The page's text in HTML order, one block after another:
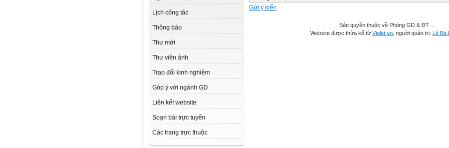
Lịch công tác
Thông báo
Thư mời
Thư viện ảnh
Trao đổi kinh nghiệm
Góp ý với ngành GD
Liên kết website
Soạn bài trực tuyến
Các trang trực thuộc
Gửi ý kiến
Bản quyền thuộc về Phòng GD & ĐT ...
Website được thừa kế từ Violet.vn, người quản trị: Lê Bá